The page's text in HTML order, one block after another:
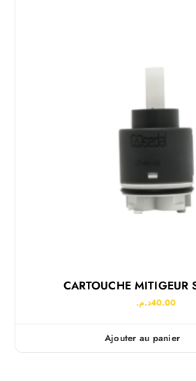
CARTOUCHE MITIGEUR
40.00د.م.
Ajouter au panier